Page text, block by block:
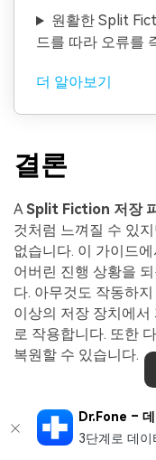
원활한 Split
드를 따라 오류를
더 알아보기
결론
ASplit Fiction 저장
것처럼 느껴질 수 있
없습니다. 이 가이드
어버린 진행 상황을
다. 아무것도 작동하
이상의 저장 장치에
로 작용합니다. 또한
복원할 수 있습니다.
Wondershare
1000개 이상
Dr.Fone –
3단계로 데이